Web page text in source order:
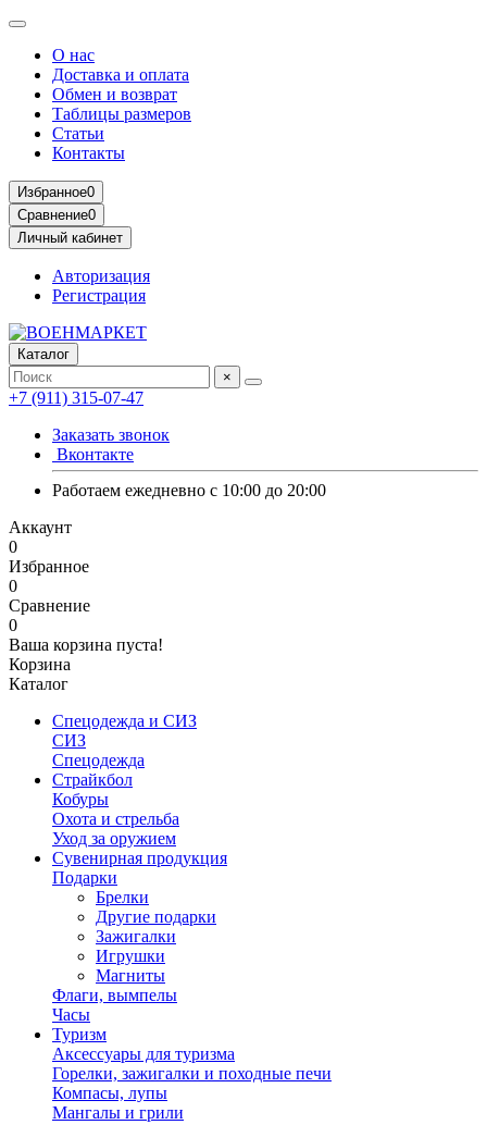
О нас
Доставка и оплата
Обмен и возврат
Таблицы размеров
Статьи
Контакты
Избранное0
Сравнение0
Личный кабинет
Авторизация
Регистрация
Каталог
×
+7 (911) 315-07-47
Заказать звонок
Вконтакте
Работаем ежедневно с 10:00 до 20:00
Аккаунт
0
Избранное
0
Сравнение
0
Ваша корзина пуста!
Корзина
Каталог
Спецодежда и СИЗ
СИЗ
Спецодежда
Страйкбол
Кобуры
Охота и стрельба
Уход за оружием
Сувенирная продукция
Подарки
Брелки
Другие подарки
Зажигалки
Игрушки
Магниты
Флаги, вымпелы
Часы
Туризм
Аксессуары для туризма
Горелки, зажигалки и походные печи
Компасы, лупы
Мангалы и грили